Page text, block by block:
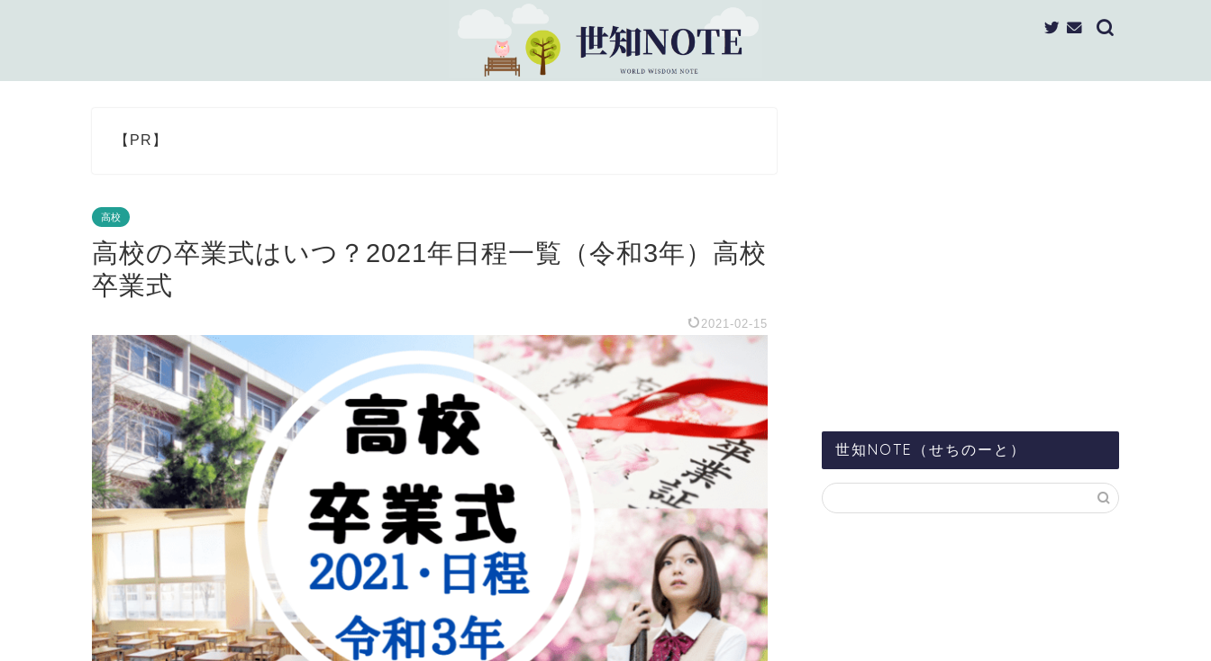
【PR】
高校
高校の卒業式はいつ？2021年日程一覧（令和3年）高校
卒業式
2021-02-15
世知NOTE（せちのーと）